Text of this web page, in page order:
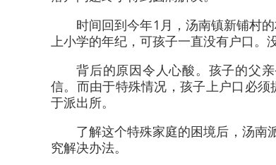
时间回到今年1月，汤南镇新铺村
上小学的年纪，可孩子一直没有户口。
背后的原因令人心酸。孩子的父
信。而由于特殊情况，孩子上户口必
于派出所。
了解这个特殊家庭的困境后，汤南
究解决办法。